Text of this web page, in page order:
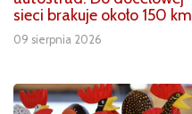
sieci brakuje około 150 km
09 sierpnia 2026